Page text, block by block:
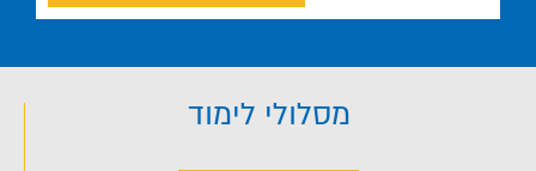
מסלולי לימוד